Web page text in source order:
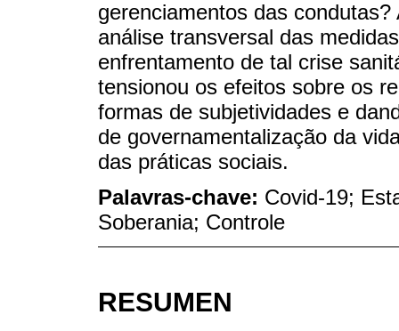
gerenciamentos das
análise transversal das
enfrentamento de tal crise
tensionou os efeitos sobre os
formas de subjetividades e
de governamentalização da
das práticas sociais.
Palavras-chave: Covid-19;
Soberania; Controle
RESUMEN